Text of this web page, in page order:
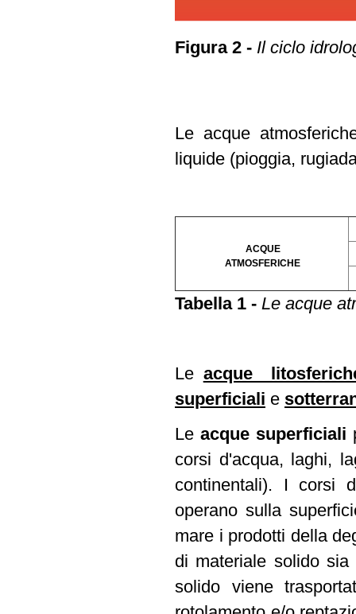
Figura 2 - Il ciclo
Le acque
liquide (pioggia,
ACQUE
ATMOSFERICHE
Tabella 1 - Le acque
Le acque
superficiali e
Le acque superficiali
corsi d'acqua, laghi,
continentali). I corsi
operano sulla
mare i prodotti della
di materiale solido
solido viene